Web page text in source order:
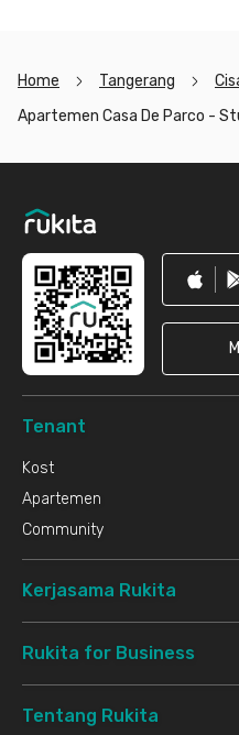
Home Tangerang
Apartemen Casa De Parco -
Tenant
Kost
Apartemen
Community
Kerjasama Rukita
Rukita for Business
Tentang Rukita